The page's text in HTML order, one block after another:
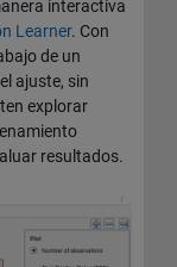
interactiva
Learner. Con
de un
ajuste, sin
explorar
resultados.